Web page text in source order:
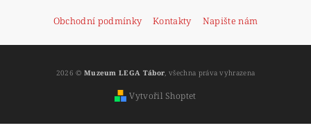
Obchodní podmínky Kontakty Napište nám
2026 © Muzeum LEGA Tábor , všechna práva vyhrazena
Vytvořil Shoptet